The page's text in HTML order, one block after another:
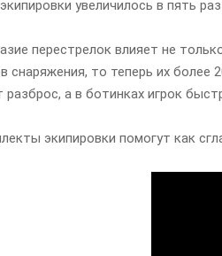
увеличилось в пять раз
перестрелок влияет не
снаряжения, то теперь их
а в ботинках игрок
экипировки помогут как